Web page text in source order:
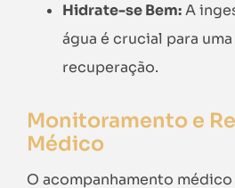
Hidrate-se Bem:A
água é crucial para
recuperação.
Monitoramento e
Médico
O acompanhamento